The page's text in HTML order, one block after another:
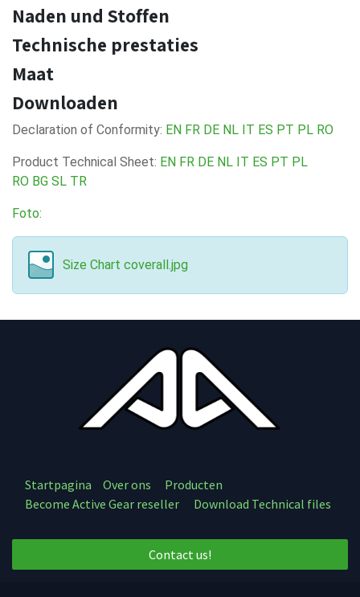
Naden und Stoffen
Technische prestaties
Maat
Downloaden
Declaration of Conformity: EN FR DE NL IT ES PT PL RO
Product Technical Sheet: EN FR DE NL IT ES PT PL
RO BG SL TR
Foto:
Size Chart coverall.jpg
Startpagina Over ons
Producten
Become Active Gear reseller
Download Technical files
Contact us!